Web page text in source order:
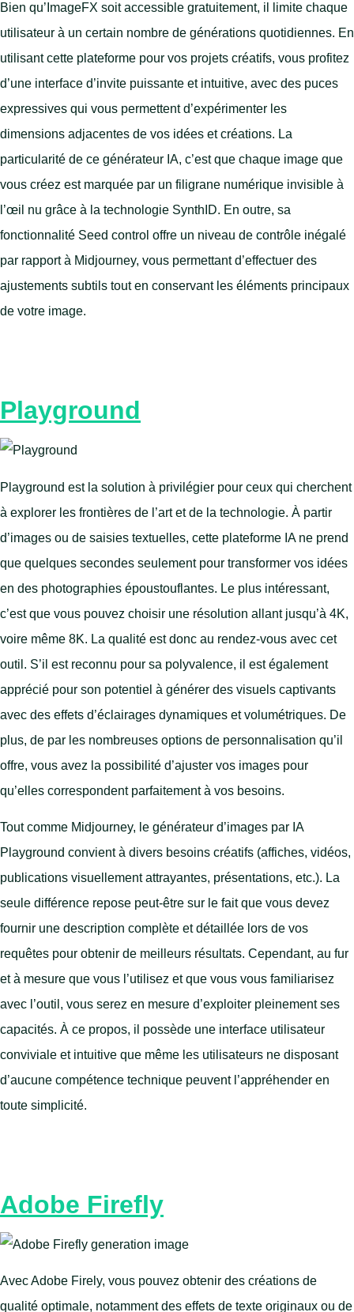
Bien qu’ImageFX soit accessible gratuitement, il limite chaque
utilisateur à un certain nombre de générations quotidiennes. En
utilisant cette plateforme pour vos projets créatifs, vous profitez
d’une interface d’invite puissante et intuitive, avec des puces
expressives qui vous permettent d’expérimenter les
dimensions adjacentes de vos idées et créations. La
particularité de ce générateur IA, c’est que chaque image que
vous créez est marquée par un filigrane numérique invisible à
l’œil nu grâce à la technologie SynthID. En outre, sa
fonctionnalité Seed control offre un niveau de contrôle inégalé
par rapport à Midjourney, vous permettant d’effectuer des
ajustements subtils tout en conservant les éléments principaux
de votre image.
Playground
Playground est la solution à privilégier pour ceux qui cherchent
à explorer les frontières de l’art et de la technologie. À partir
d’images ou de saisies textuelles, cette plateforme IA ne prend
que quelques secondes seulement pour transformer vos idées
en des photographies époustouflantes. Le plus intéressant,
c’est que vous pouvez choisir une résolution allant jusqu’à 4K,
voire même 8K. La qualité est donc au rendez-vous avec cet
outil. S’il est reconnu pour sa polyvalence, il est également
apprécié pour son potentiel à générer des visuels captivants
avec des effets d’éclairages dynamiques et volumétriques. De
plus, de par les nombreuses options de personnalisation qu’il
offre, vous avez la possibilité d’ajuster vos images pour
qu’elles correspondent parfaitement à vos besoins.
Tout comme Midjourney, le générateur d’images par IA
Playground convient à divers besoins créatifs (affiches, vidéos,
publications visuellement attrayantes, présentations, etc.). La
seule différence repose peut-être sur le fait que vous devez
fournir une description complète et détaillée lors de vos
requêtes pour obtenir de meilleurs résultats. Cependant, au fur
et à mesure que vous l’utilisez et que vous vous familiarisez
avec l’outil, vous serez en mesure d’exploiter pleinement ses
capacités. À ce propos, il possède une interface utilisateur
conviviale et intuitive que même les utilisateurs ne disposant
d’aucune compétence technique peuvent l’appréhender en
toute simplicité.
Adobe Firefly
Avec Adobe Firely, vous pouvez obtenir des créations de
qualité optimale, notamment des effets de texte originaux ou de